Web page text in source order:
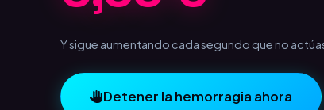
1,00 €
Y sigue aumentando cada segundo que no actúas.